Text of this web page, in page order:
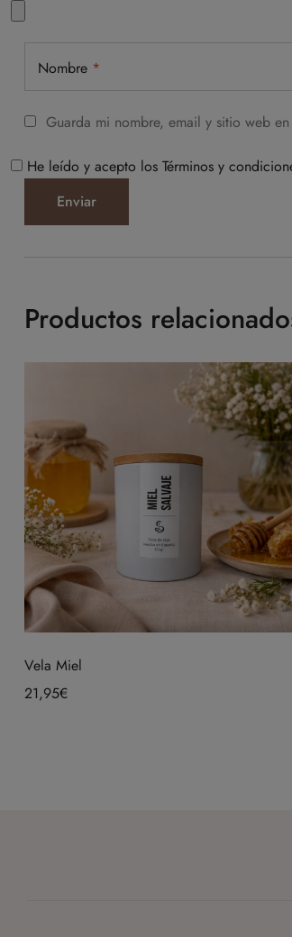
Nombre *
Guarda mi nombre, email y sitio web
He leído y acepto los Términos y
Productos
Vela Miel
21,95€